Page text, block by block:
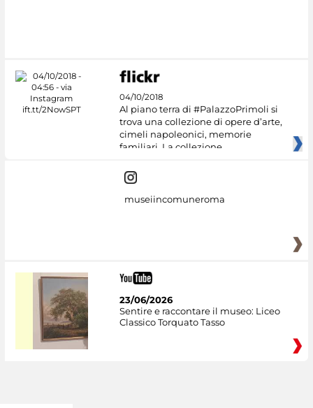
04/10/2018
Al piano terra di #PalazzoPrimoli si
trova una collezione di opere d’arte,
cimeli napoleonici, memorie
familiari. La collezione
museiincomuneroma
23/06/2026
Sentire e raccontare il museo: Liceo
Classico Torquato Tasso